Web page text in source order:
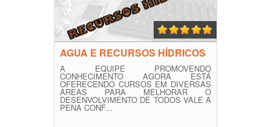
AGUA E RECURSOS HÍDRICOS
A EQUIPE PROMOVENDO
CONHECIMENTO AGORA ESTÁ
OFERECENDO CURSOS EM DIVERSAS
AREAS PARA MELHORAR O
DESENVOLVIMENTO DE TODOS VALE A
PENA CONF...